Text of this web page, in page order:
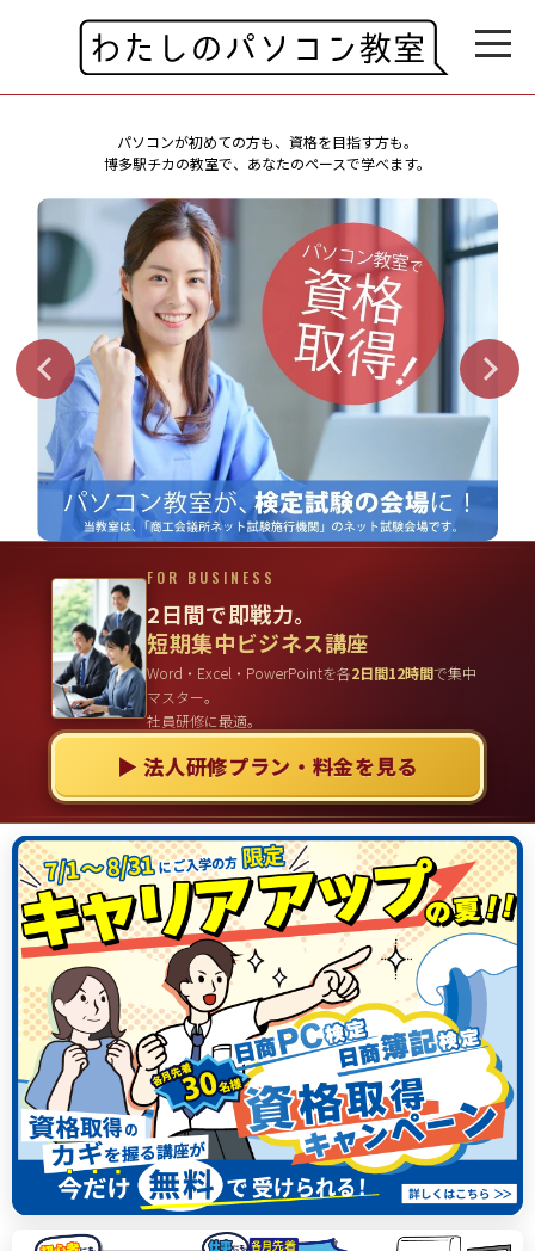
パソコンが初めての方も、資格を目指す方も。
博多駅チカの教室で、あなたのペースで学べます。
FOR BUSINESS
2日間で即戦力。
短期集中ビジネス講座
Word・Excel・PowerPointを各2日間12時間で集中
マスター。
社員研修に最適。
▶ 法人研修プラン・料金を見る